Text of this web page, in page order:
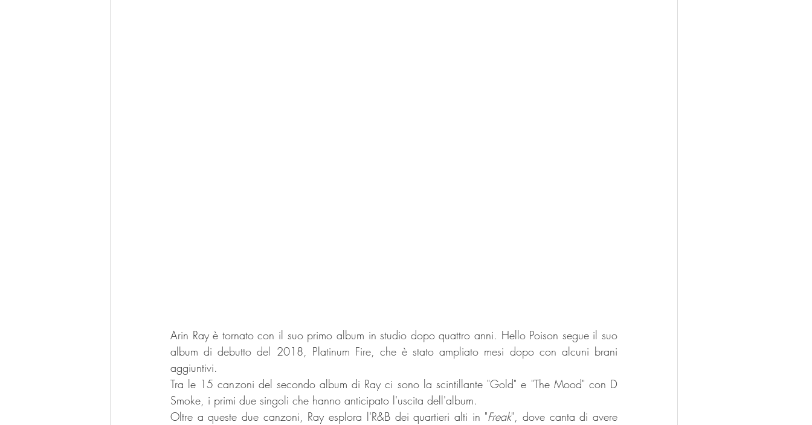
Arin Ray è tornato con il suo primo album in studio dopo quattro anni. Hello Poison segue il suo
album di debutto del 2018, Platinum Fire, che è stato ampliato mesi dopo con alcuni brani
aggiuntivi.
Tra le 15 canzoni del secondo album di Ray ci sono la scintillante "Gold" e "The Mood" con D
Smoke, i primi due singoli che hanno anticipato l'uscita dell'album.
Oltre a queste due canzoni, Ray esplora l'R&B dei quartieri alti in "Freak", dove canta di avere